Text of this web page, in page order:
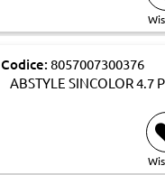
Codice: 8057007300376
ABSTYLE SINCOLOR 4.7